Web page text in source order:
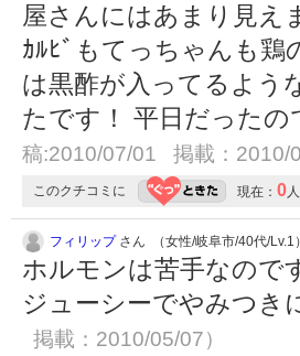
屋さんにはあまり見え
ｶﾙﾋﾞもてっちゃんも鶏
は黒酢が入ってるよう
たです！ 平日だった
稿:2010/07/01 掲載：2010/
このクチコミに 現在： 0人
フィリップさん （女性/岐阜市/40代/Lv.1）
ホルモンは苦手なので
ジューシーでやみつき
掲載：2010/05/07）